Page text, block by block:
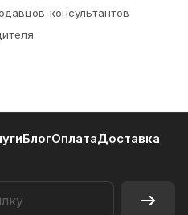
консультантов
БлогОплатаДоставка